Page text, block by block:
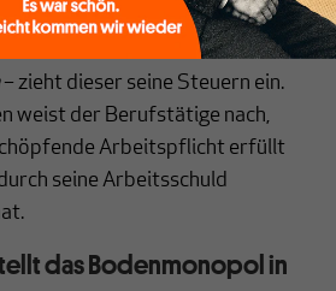
Einzug einerbereits
durch den Staat – in Form von
– zieht dieser seine Steuern ein.
weist der Berufstätige nach,
Arbeitspflicht erfüllt
seine Arbeitsschuld
das Bodenmonopol in